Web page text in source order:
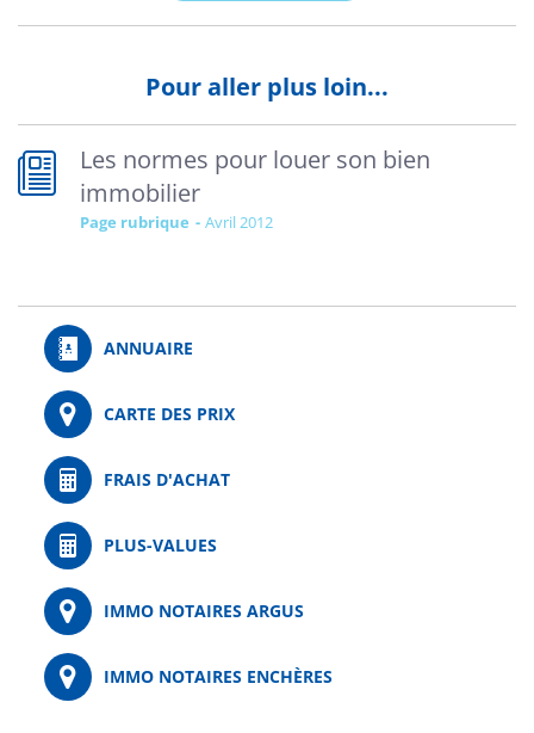
Pour aller plus loin...
Les normes pour louer son bien
immobilier
Page rubrique avril 2012
ANNUAIRE
CARTE DES PRIX
FRAIS D'ACHAT
PLUS-VALUES
IMMO NOTAIRES ARGUS
IMMO NOTAIRES ENCHÈRES